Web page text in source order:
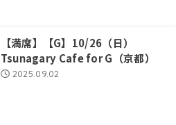
【満席】【G】10/26（日）
Tsunagary Cafe for G（京都）
2025.09.02